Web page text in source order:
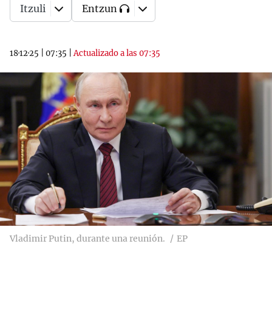
18·12·25 07:35 |Actualizado a las 07:35
Itzuli Entzun
Vladimir Putin, durante una reunión. EP